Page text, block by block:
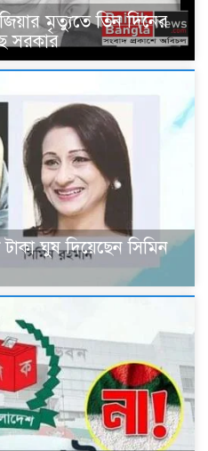
জিয়ার মৃত্যুতে তিন দিনের
সরকার
ঘুষ দিয়েছেন সিমিন